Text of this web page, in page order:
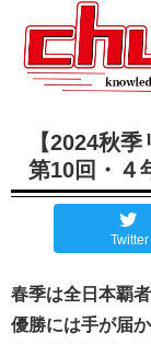
【2024秋
第10回・
Twitter
春季は全日本覇
優勝には手が届